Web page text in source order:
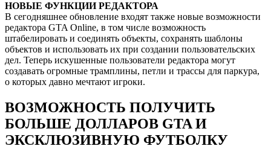
НОВЫЕ ФУНКЦИИ РЕДАКТОРА
В сегодняшнее обновление входят также новые возможности
редактора GTA Online, в том числе возможность
штабелировать и соединять объекты, сохранять шаблоны
объектов и использовать их при создании пользовательских
дел. Теперь искушенные пользователи редактора могут
создавать огромные трамплины, петли и трассы для паркура,
о которых давно мечтают игроки.
ВОЗМОЖНОСТЬ ПОЛУЧИТЬ
БОЛЬШЕ ДОЛЛАРОВ GTA И
ЭКСКЛЮЗИВНУЮ ФУТБОЛКУ